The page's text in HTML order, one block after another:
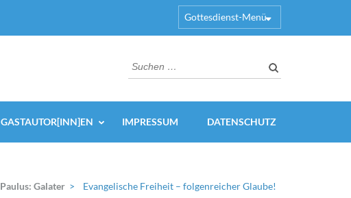
Gottesdienst-Menü
Suchen
nach:
GASTAUTOR[INN]EN IMPRESSUM DATENSCHUTZ
Paulus: Galater > Evangelische Freiheit – folgenreicher Glaube!